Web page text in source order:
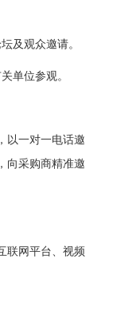
及观众邀请。
单位参观。
以一对一电话邀
向采购商精准邀
联网平台、视频